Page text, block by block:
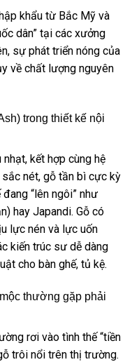
khẩu từ Bắc Mỹ và
dân” tại các xưởng
sự phát triển nóng của
về chất lượng nguyên
trong thiết kế nội
kết hợp cùng hệ
nét, gỗ tần bì cực kỳ
“lên ngôi” như
hay Japandi. Gỗ có
lực nén và lực uốn
kiến trúc sư dễ dàng
cho bàn ghế, tủ kệ.
thường gặp phải
rơi vào tình thế “tiền
trôi nổi trên thị trường.